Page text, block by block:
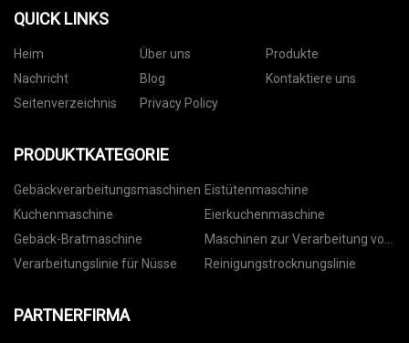
QUICK LINKS
Heim Über uns
Produkte
Nachricht
Blog
Kontaktiere uns
Seitenverzeichnis
Privacy Policy
PRODUKTKATEGORIE
Gebäckverarbeitungsmaschinen Eistütenmaschine
Kuchenmaschine
Eierkuchenmaschine
Gebäck-Bratmaschine
Maschinen zur Verarbeitung von
Nüssen
Verarbeitungslinie für Nüsse Reinigungstrocknungslinie
PARTNERFIRMA